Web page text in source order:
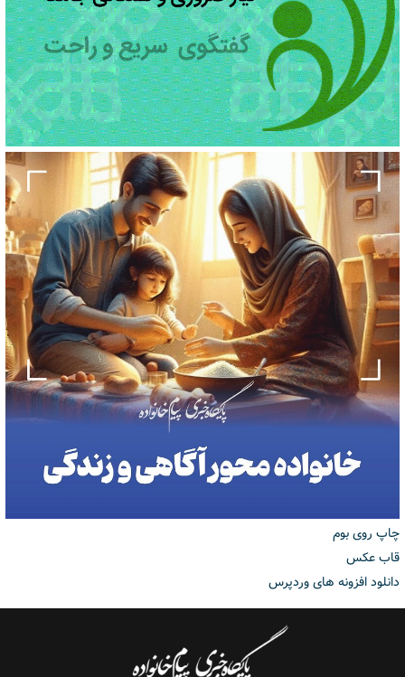
چاپ روی بوم
قاب عکس
دانلود افزونه های وردپرس